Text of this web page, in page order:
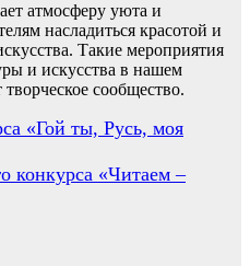
атмосферу уюта и
насладиться красотой и
Такие мероприятия
и искусства в нашем
сообщество.
«Гой ты, Русь, моя
конкурса «Читаем –